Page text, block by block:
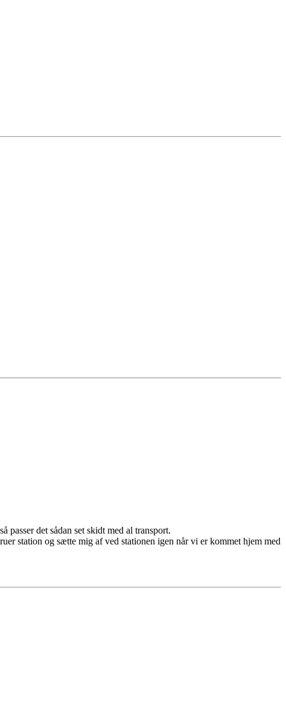
passer det sådan set skidt med al transport.
station og sætte mig af ved stationen igen når vi er kommet hjem med